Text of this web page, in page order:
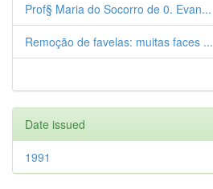
Prof§ Maria do Socorro de 0. Evan...
Remoção de favelas: muitas faces ...
Date issued
1991